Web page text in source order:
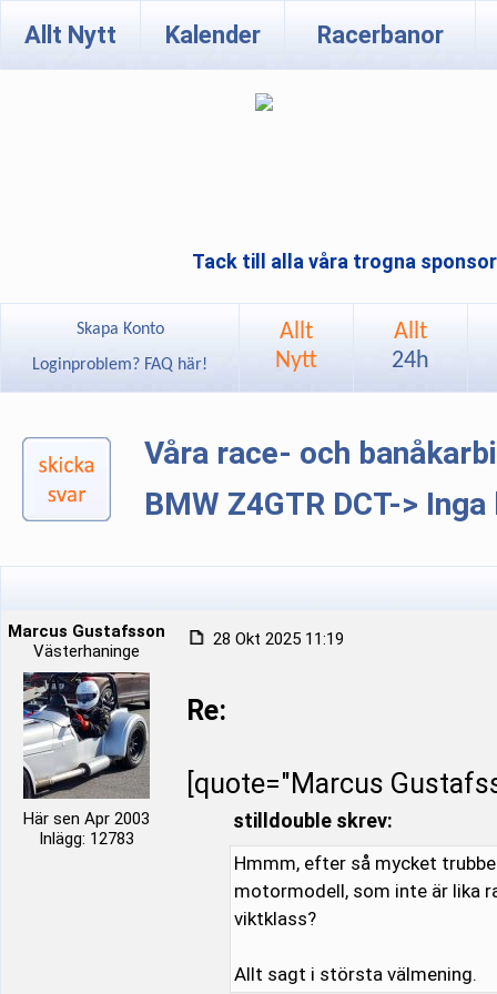
Allt Nytt Kalender Racerbanor
Tack till alla våra trogna
Skapa Konto
Loginproblem? FAQ här!
Allt
Nytt
Allt
24h
Våra race- och
BMW Z4GTR DCT->
Marcus Gustafsson
Västerhaninge
Här sen Apr 2003
Inlägg: 12783
28 Okt 2025 11:19
Re:
[quote="Marcus
stilldouble skrev:
Hmmm, efter så mycket
motormodell, som inte är lika
viktklass?
Allt sagt i största välmening.